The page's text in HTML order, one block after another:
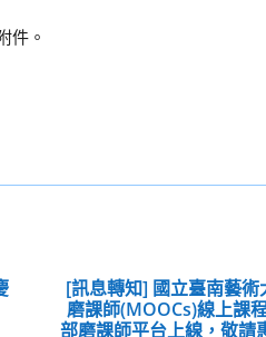
件。
[訊息轉知] 國立臺南藝術
磨課師(MOOCs)線上課
部磨課師平台上線，敬請